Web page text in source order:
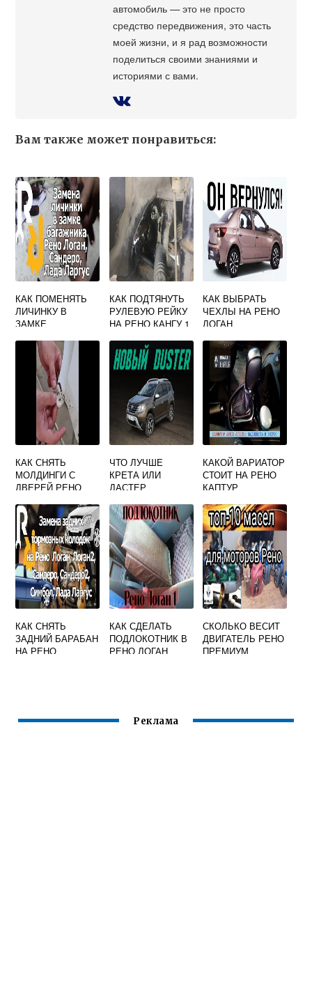
автомобиль — это не просто
средство передвижения, это часть
моей жизни, и я рад возможности
поделиться своими знаниями и
историями с вами.
Вам также может понравиться:
КАК ПОМЕНЯТЬ
ЛИЧИНКУ В
ЗАМКЕ
РЕНО САНДЕРО
КАК ПОДТЯНУТЬ
РУЛЕВУЮ РЕЙКУ
НА РЕНО КАНГУ 1
КАК ВЫБРАТЬ
ЧЕХЛЫ НА РЕНО
ЛОГАН
КАК СНЯТЬ
МОЛДИНГИ С
ДВЕРЕЙ РЕНО
ЧТО ЛУЧШЕ
КРЕТА ИЛИ
ДАСТЕР
КАКОЙ ВАРИАТОР
СТОИТ НА РЕНО
КАПТУР
КАК СНЯТЬ
ЗАДНИЙ БАРАБАН
НА РЕНО
КАК СДЕЛАТЬ
ПОДЛОКОТНИК В
РЕНО ЛОГАН
СКОЛЬКО ВЕСИТ
ДВИГАТЕЛЬ РЕНО
ПРЕМИУМ
Реклама